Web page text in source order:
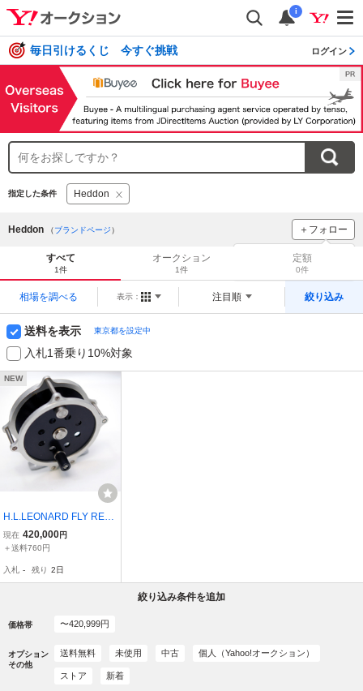
i
毎日引けるくじ 今すぐ挑戦 ログイン
指定した条件 Heddon
Heddon （ブランドページ） ＋フォロー
ブランドをフォロー
をチェック！
すべて
1件
オークション
1件
定額
0件
相場を調べる 表示： 注目順 絞り込み
送料を表示 東京都を設定中
入札1番乗り10%対象
NEW
H.L.LEONARD FLY REE
L,USA, 80X33MM SPOO
L 22MM,FOOT 62MM,216
354 フライリール、1990
現在 420,000円
＋送料760円
入札 - 残り 2日
絞り込み条件を追加
価格帯 〜420,999円
オプション
その他
送料無料 未使用 中古 個人（Yahoo!オークション）
ストア 新着